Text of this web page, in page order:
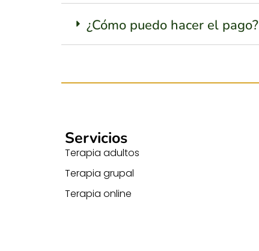
¿Cómo puedo hacer el pago?
Servicios
Terapia adultos
Terapia grupal
Terapia online